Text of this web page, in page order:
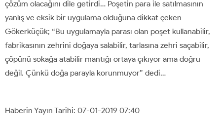
çözüm olacağını dile getirdi… Poşetin para ile satılmasının
yanlış ve eksik bir uygulama olduğuna dikkat çeken
Gökerküçük; “Bu uygulamayla parası olan poşet kullanabilir,
fabrikasının zehrini doğaya salabilir, tarlasına zehri saçabilir,
çöpünü sokağa atabilir mantığı ortaya çıkıyor ama doğru
değil. Çünkü doğa parayla korunmuyor” dedi…
Haberin Yayın Tarihi: 07-01-2019 07:40